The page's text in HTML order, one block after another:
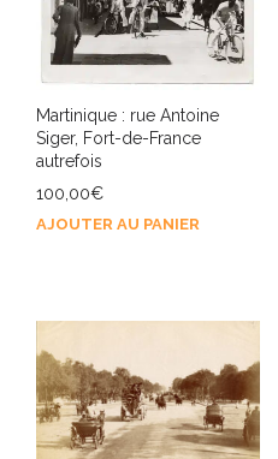
Martinique : rue Antoine
Siger, Fort-de-France
autrefois
100,00€
AJOUTER AU PANIER